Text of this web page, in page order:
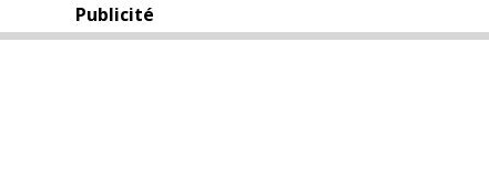
Publicité